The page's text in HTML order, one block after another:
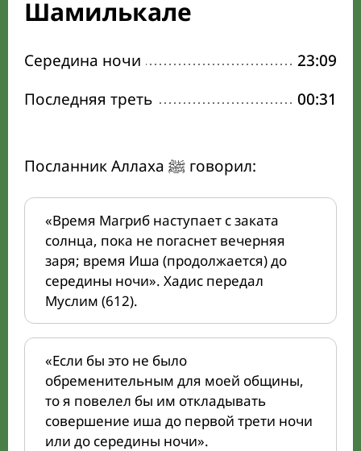
Шамилькале
Середина ночи
23:09
Последняя треть
00:31
Посланник Аллаха ﷺ говорил:
«Время Магриб наступает с заката
солнца, пока не погаснет вечерняя
заря; время Иша (продолжается) до
середины ночи». Хадис передал
Муслим (612).
«Если бы это не было
обременительным для моей общины,
то я повелел бы им откладывать
совершение иша до первой трети ночи
или до середины ночи».